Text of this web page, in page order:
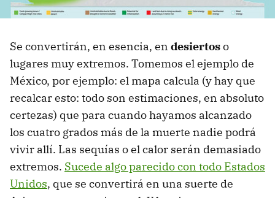
Se convertirán, en esencia, en desiertoso
lugares muy extremos. Tomemos el ejemplo de
México, por ejemplo: el mapa calcula (y hay que
recalcar esto: todo son estimaciones, en absoluto
certezas) que para cuando hayamos alcanzado
los cuatro grados más de la muerte nadie podrá
vivir allí. Las sequías o el calor serán demasiado
extremos. Sucede algo parecido con todo Estados
Unidos, que se convertirá en una suerte de